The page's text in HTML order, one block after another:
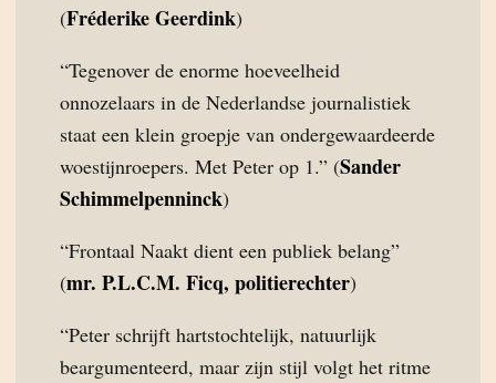
(Fréderike Geerdink)
“Tegenover de enorme hoeveelheid
onnozelaars in de Nederlandse journalistiek
staat een klein groepje van ondergewaardeerde
woestijnroepers. Met Peter op 1.” (Sander
Schimmelpenninck)
“Frontaal Naakt dient een publiek belang”
(mr. P.L.C.M. Ficq, politierechter)
“Peter schrijft hartstochtelijk, natuurlijk
beargumenteerd, maar zijn stijl volgt het ritme